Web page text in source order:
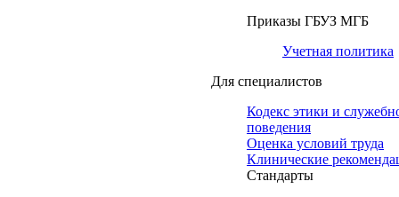
Приказы ГБУЗ МГБ
Учетная политика
Для специалистов
Кодекс этики и
поведения
Оценка условий труда
Клинические
Cтандарты